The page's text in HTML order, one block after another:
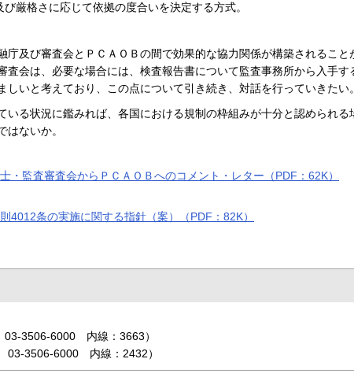
厳格さに応じて依拠の度合いを決定する方式。
庁及び審査会とＰＣＡＯＢの間で効果的な協力関係が構築されること
査会は、必要な場合には、検査報告書について監査事務所から入手す
しいと考えており、この点について引き続き、対話を行っていきたい。
いる状況に鑑みれば、各国における規制の枠組みが十分と認められる
はないか。
・監査審査会からＰＣＡＯＢへのコメント・レター（PDF：62K）
4012条の実施に関する指針（案）（PDF：82K）
3506-6000 内線：3663）
03-3506-6000 内線：2432）